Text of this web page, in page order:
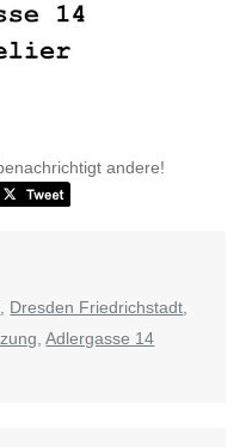
andere!
Dresden Friedrichstadt
,Adlergasse 14